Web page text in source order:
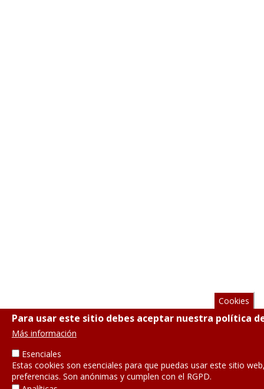
Cookies
Para usar este sitio debes aceptar nuestra política
Más información
Esenciales
Estas cookies son esenciales para que puedas usar este sitio
preferencias. Son anónimas y cumplen con el RGPD.